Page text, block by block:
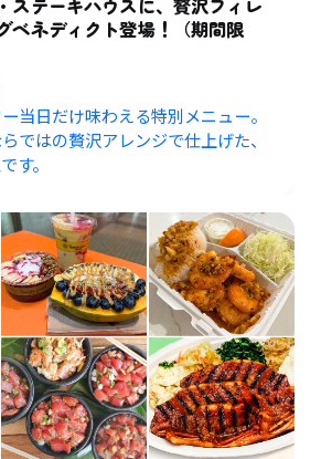
ステーキハウスに、贅沢フィレ
ベネディクト登場！（期間限
当日だけ味わえる特別メニュー。
ではの贅沢アレンジで仕上げた、
す。